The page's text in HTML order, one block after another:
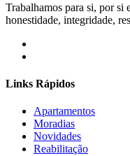
Trabalhamos para si, por si
honestidade, integridade,
Links Rápidos
Apartamentos
Moradias
Novidades
Reabilitação